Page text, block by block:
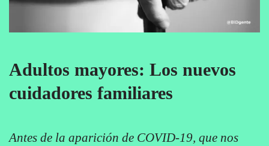
Adultos mayores: Los nuevos
cuidadores familiares
Antes de la aparición de COVID-19, que nos